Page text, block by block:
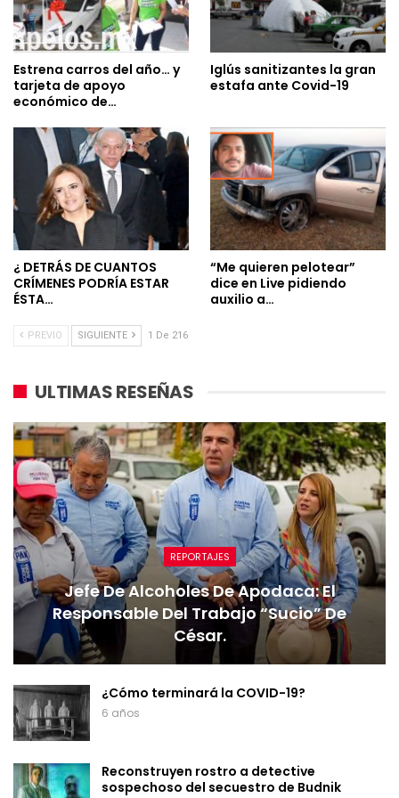
Estrena carros del año… y
tarjeta de apoyo
económico de…
Iglús sanitizantes la gran
estafa ante Covid-19
¿ DETRÁS DE CUANTOS
CRÍMENES PODRÍA ESTAR
ÉSTA…
“Me quieren pelotear”
dice en Live pidiendo
auxilio a…
PREVIO SIGUIENTE 1 De 216
ULTIMAS RESEÑAS
REPORTAJES
Jefe De Alcoholes De Apodaca: El
Responsable Del Trabajo “sucio” De
César.
¿Cómo terminará la COVID-19?
6 años
Reconstruyen rostro a detective
sospechoso del secuestro de Budnik